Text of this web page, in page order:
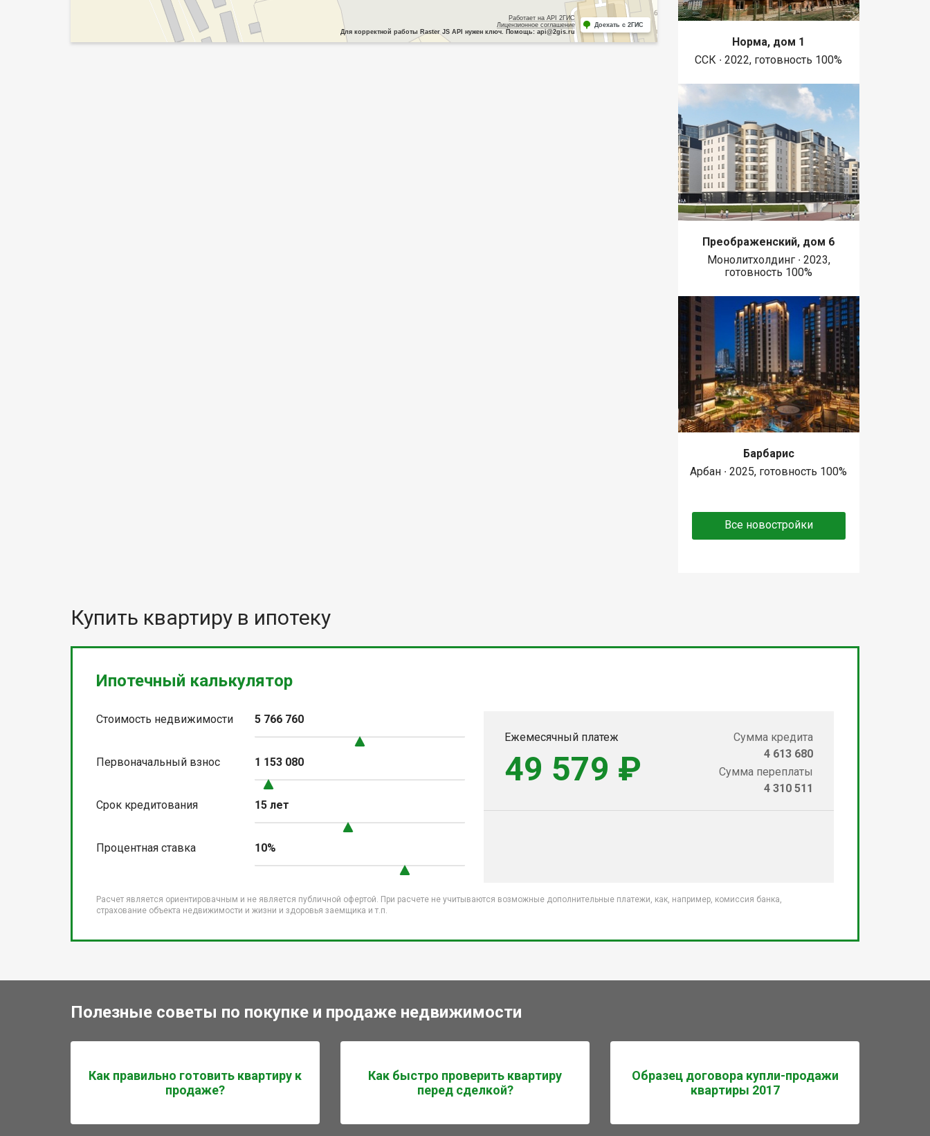
Работает на API 2ГИС
Лицензионное соглашение
Для корректной работы Raster JS API нужен ключ. Помощь: api@2gis.ru
Доехать с 2ГИС
Норма, дом 1
ССК ∙ 2022, готовность 100%
Преображенский, дом 6
Монолитхолдинг ∙ 2023,
готовность 100%
Барбарис
Арбан ∙ 2025, готовность 100%
Все новостройки
Купить квартиру в ипотеку
Ипотечный калькулятор
Стоимость недвижимости 5 766 760
Первоначальный взнос 1 153 080
Срок кредитования 15 лет
Процентная ставка 10%
Ежемесячный платеж
49 579 ₽
Сумма кредита
4 613 680
Сумма переплаты
4 310 511
Расчет является ориентировачным и не является публичной офертой. При расчете не учитываются возможные дополнительные платежи, как, например, комиссия банка,
страхование объекта недвижимости и жизни и здоровья заемщика и т.п.
Полезные советы по покупке и продаже недвижимости
Как правильно готовить квартиру к
продаже?
Как быстро проверить квартиру
перед сделкой?
Образец договора купли-продажи
квартиры 2017